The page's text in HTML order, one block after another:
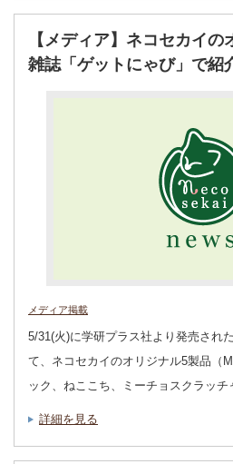
【メディア】ネコセカイ
雑誌「ゲットにゃび」で紹
メディア掲載
5/31(火)に学研プラス社より発売され
て、ネコセカイのオリジナル5製品（
ック、ねここち、ミーチョスクラッ
詳細を見る